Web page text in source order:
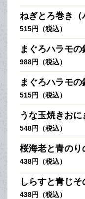
ねぎとろ巻き（
515円（税込）
まぐろハラモの
988円（税込）
まぐろハラモの
515円（税込）
うな玉焼きおに
548円（税込）
桜海老と青のり
438円（税込）
しらすと青じそ
438円（税込）